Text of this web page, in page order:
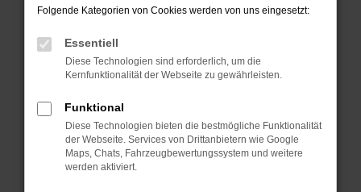
Prüfe deine Browsererweiterungen.
können das Laden bestimmter Seiten
verhindern. Funktioniert die Seite in einem
Fenster?
Starte dein Gerät neu.
Das kann manchmal helfen, vorübergehende
Probleme zu beheben.
Folgende Kategorien von Cookies werden von uns eingesetzt:
Essentiell
Diese Technologien sind erforderlich, um die
Kernfunktionalität der Webseite zu gewährleisten.
Funktional
Diese Technologien bieten die bestmögliche Funktionalität
der Webseite. Services von Drittanbietern wie Google
Maps, Chats, Fahrzeugbewertungssystem und weitere
werden aktiviert.